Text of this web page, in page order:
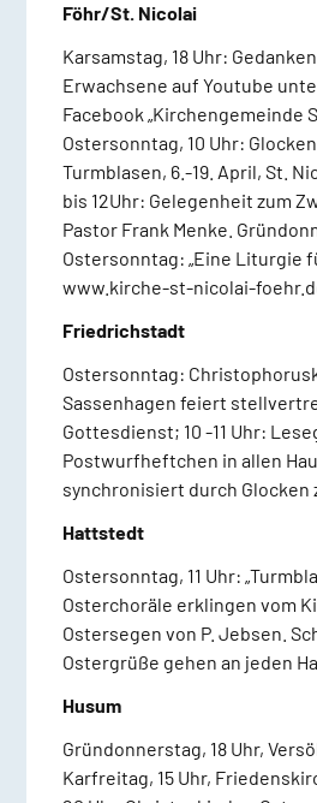
Föhr/St. Nicolai
Karsamstag, 18 Uhr:
Erwachsene auf Youtube
Facebook „Kirchengemeinde
Ostersonntag, 10 Uhr:
Turmblasen, 6.-19. April, St.
bis 12Uhr: Gelegenheit zum
Pastor Frank Menke.
Ostersonntag: „Eine Liturgie
www.kirche-st-nicolai-
Friedrichstadt
Ostersonntag:
Sassenhagen feiert
Gottesdienst; 10 -11 Uhr:
Postwurfheftchen in allen
synchronisiert durch Glocken
Hattstedt
Ostersonntag, 11 Uhr:
Osterchoräle erklingen vom
Ostersegen von P. Jebsen.
Ostergrüße gehen an jeden
Husum
Gründonnerstag, 18 Uhr,
Karfreitag, 15 Uhr,